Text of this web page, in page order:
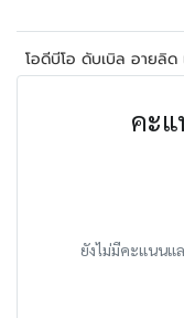
โอดีบีโอ ดับเบิล อายลิด
คะ
ยังไม่มีคะแนนแ